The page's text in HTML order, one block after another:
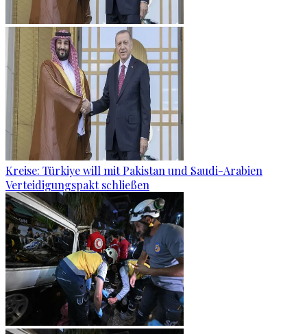
Kreise: Türkiye will mit Pakistan und Saudi-Arabien
Verteidigungspakt schließen